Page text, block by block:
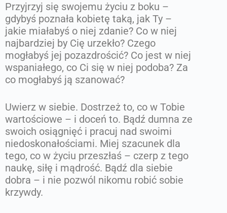
Przyjrzyj się swojemu życiu z boku –
gdybyś poznała kobietę taką, jak Ty –
jakie miałabyś o niej zdanie? Co w niej
najbardziej by Cię urzekło? Czego
mogłabyś jej pozazdrościć? Co jest w niej
wspaniałego, co Ci się w niej podoba? Za
co mogłabyś ją szanować?
Uwierz w siebie. Dostrzeż to, co w Tobie
wartościowe – i doceń to. Bądź dumna ze
swoich osiągnięć i pracuj nad swoimi
niedoskonałościami. Miej szacunek dla
tego, co w życiu przeszłaś – czerp z tego
naukę, siłę i mądrość. Bądź dla siebie
dobra – i nie pozwól nikomu robić sobie
krzywdy.